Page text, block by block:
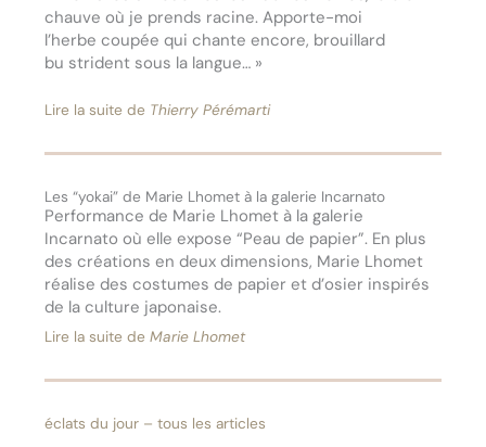
chauve où je prends racine. Apporte-moi
l’herbe coupée qui chante encore, brouillard
bu strident sous la langue… »
Lire la suite de Thierry Pérémarti
Les “yokai” de Marie Lhomet à la galerie Incarnato
Performance de Marie Lhomet à la galerie
Incarnato où elle expose “Peau de papier”. En plus
des créations en deux dimensions, Marie Lhomet
réalise des costumes de papier et d’osier inspirés
de la culture japonaise.
Lire la suite deMarie Lhomet
éclats du jour – tous les articles